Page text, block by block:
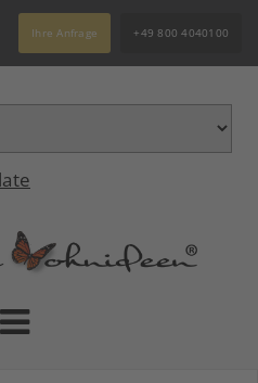
Ihre Anfrage +49 800 4040100